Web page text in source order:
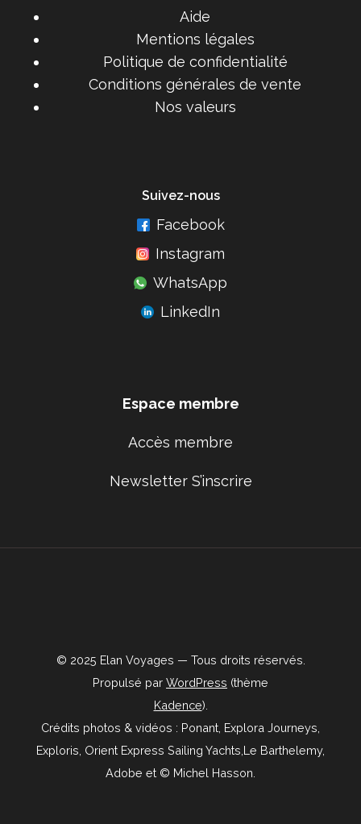
Aide
Mentions légales
Politique de confidentialité
Conditions générales de vente
Nos valeurs
Suivez-nous
Facebook
Instagram
WhatsApp
LinkedIn
Espace membre
Accès membre
Newsletter S’inscrire
© 2025 Elan Voyages — Tous droits réservés.
Propulsé par WordPress (thème
Kadence).
Crédits photos & vidéos : Ponant, Explora Journeys,
Exploris, Orient Express Sailing Yachts,Le Barthelemy,
Adobe et © Michel Hasson.